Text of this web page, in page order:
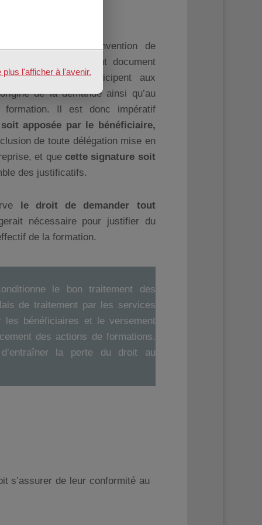
en charge, la convention de
d’émargement et tout document
bénéficiaire, participent aux
de la demande ainsi qu’au
formation. Il est donc impératif
soit apposée par le bénéficiaire,
de toute délégation mise en
et quecette signature soit
des justificatifs.
le droit de demander tout
nécessaire pour justifier du
de la formation.
le bon traitement des
de traitement par les services
les bénéficiaires et le versement
des actions de formations.
la perte du droit au
s’assurer de leur conformité au
l'afficher à l'avenir.